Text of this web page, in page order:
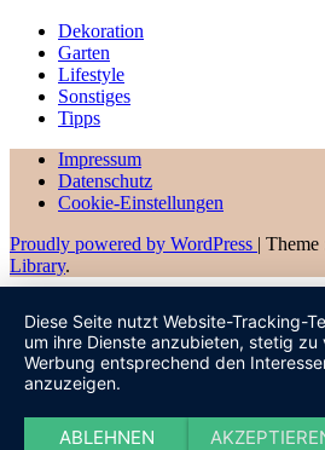
Dekoration
Garten
Lifestyle
Sonstiges
Tipps
Impressum
Datenschutz
Cookie-Einstellungen
Proudly powered by WordPress | Theme
Library.
Diese Seite nutzt Website-Tracking-
um ihre Dienste anzubieten, stetig zu
Werbung entsprechend den
anzuzeigen.
ABLEHNEN